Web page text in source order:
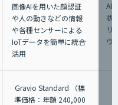
画像AIを用いた顔認証
や人の動きなどの情報
や各種センサーによる
IoTデータを簡単に統合
活用
AI
状
リ
ウ
Gravio Standard （標
準価格：年額 240,000